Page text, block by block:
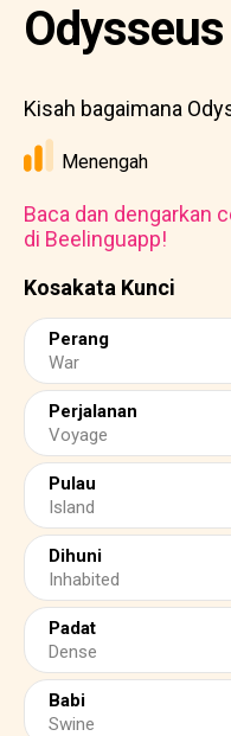
Kosakata Kunci
Perang
War
Perjalanan
Voyage
Pulau
Island
Dihuni
Inhabited
Padat
Dense
Babi
Swine
Kisah bagaimana
Menengah
Baca dan dengarkan
di Beelinguapp!